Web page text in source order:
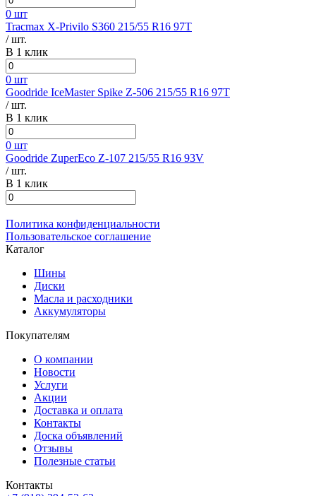
0 шт
Tracmax X-Privilo S360 215/55 R16 97T
/ шт.
В 1 клик
0 шт
Goodride IceMaster Spike Z-506 215/55 R16 97T
/ шт.
В 1 клик
0 шт
Goodride ZuperEco Z-107 215/55 R16 93V
/ шт.
В 1 клик
Политика конфиденциальности
Пользовательское соглашение
Каталог
Шины
Диски
Масла и расходники
Аккумуляторы
Покупателям
О компании
Новости
Услуги
Акции
Доставка и оплата
Контакты
Доска объявлений
Отзывы
Полезные статьи
Контакты